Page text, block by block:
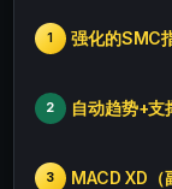
1 强化的SMC
2 自动趋势+支
3 MACD XD（